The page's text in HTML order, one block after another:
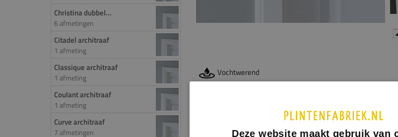
Christina dubbel...
6 afmetingen
Citadel architraaf
1 afmeting
Classique architraaf
1 afmeting
Coulant architraaf
1 afmeting
Curve architraaf
7 afmetingen
Vochtwerend
Deze website maakt gebruik van